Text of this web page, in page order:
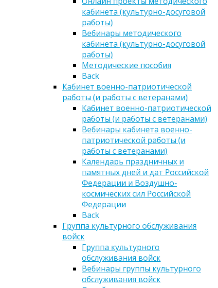
кабинета (культурно-досуговой
работы)
Вебинары методического
кабинета (культурно-досуговой
работы)
Методические пособия
Back
Кабинет военно-патриотической
работы (и работы с ветеранами)
Кабинет военно-патриотической
работы (и работы с ветеранами)
Вебинары кабинета военно-
патриотической работы (и
работы с ветеранами)
Календарь праздничных и
памятных дней и дат Российской
Федерации и Воздушно-
космических сил Российской
Федерации
Back
Группа культурного обслуживания
войск
Группа культурного
обслуживания войск
Вебинары группы культурного
обслуживания войск